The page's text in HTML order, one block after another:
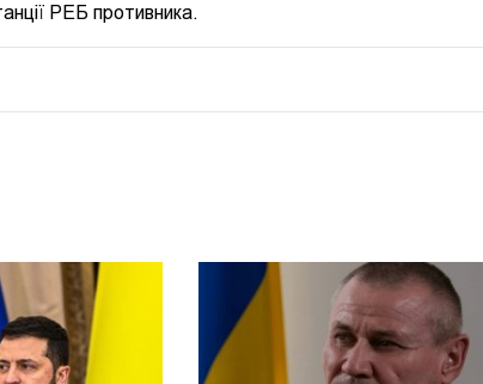
РЕБ противника.